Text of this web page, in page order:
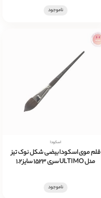
ناموجود
اسکودا
قلم موی اسکودا بیضی شکل نوک تیز
مدل ULTIMO سری 1523 سایز 1.2
ناموجود